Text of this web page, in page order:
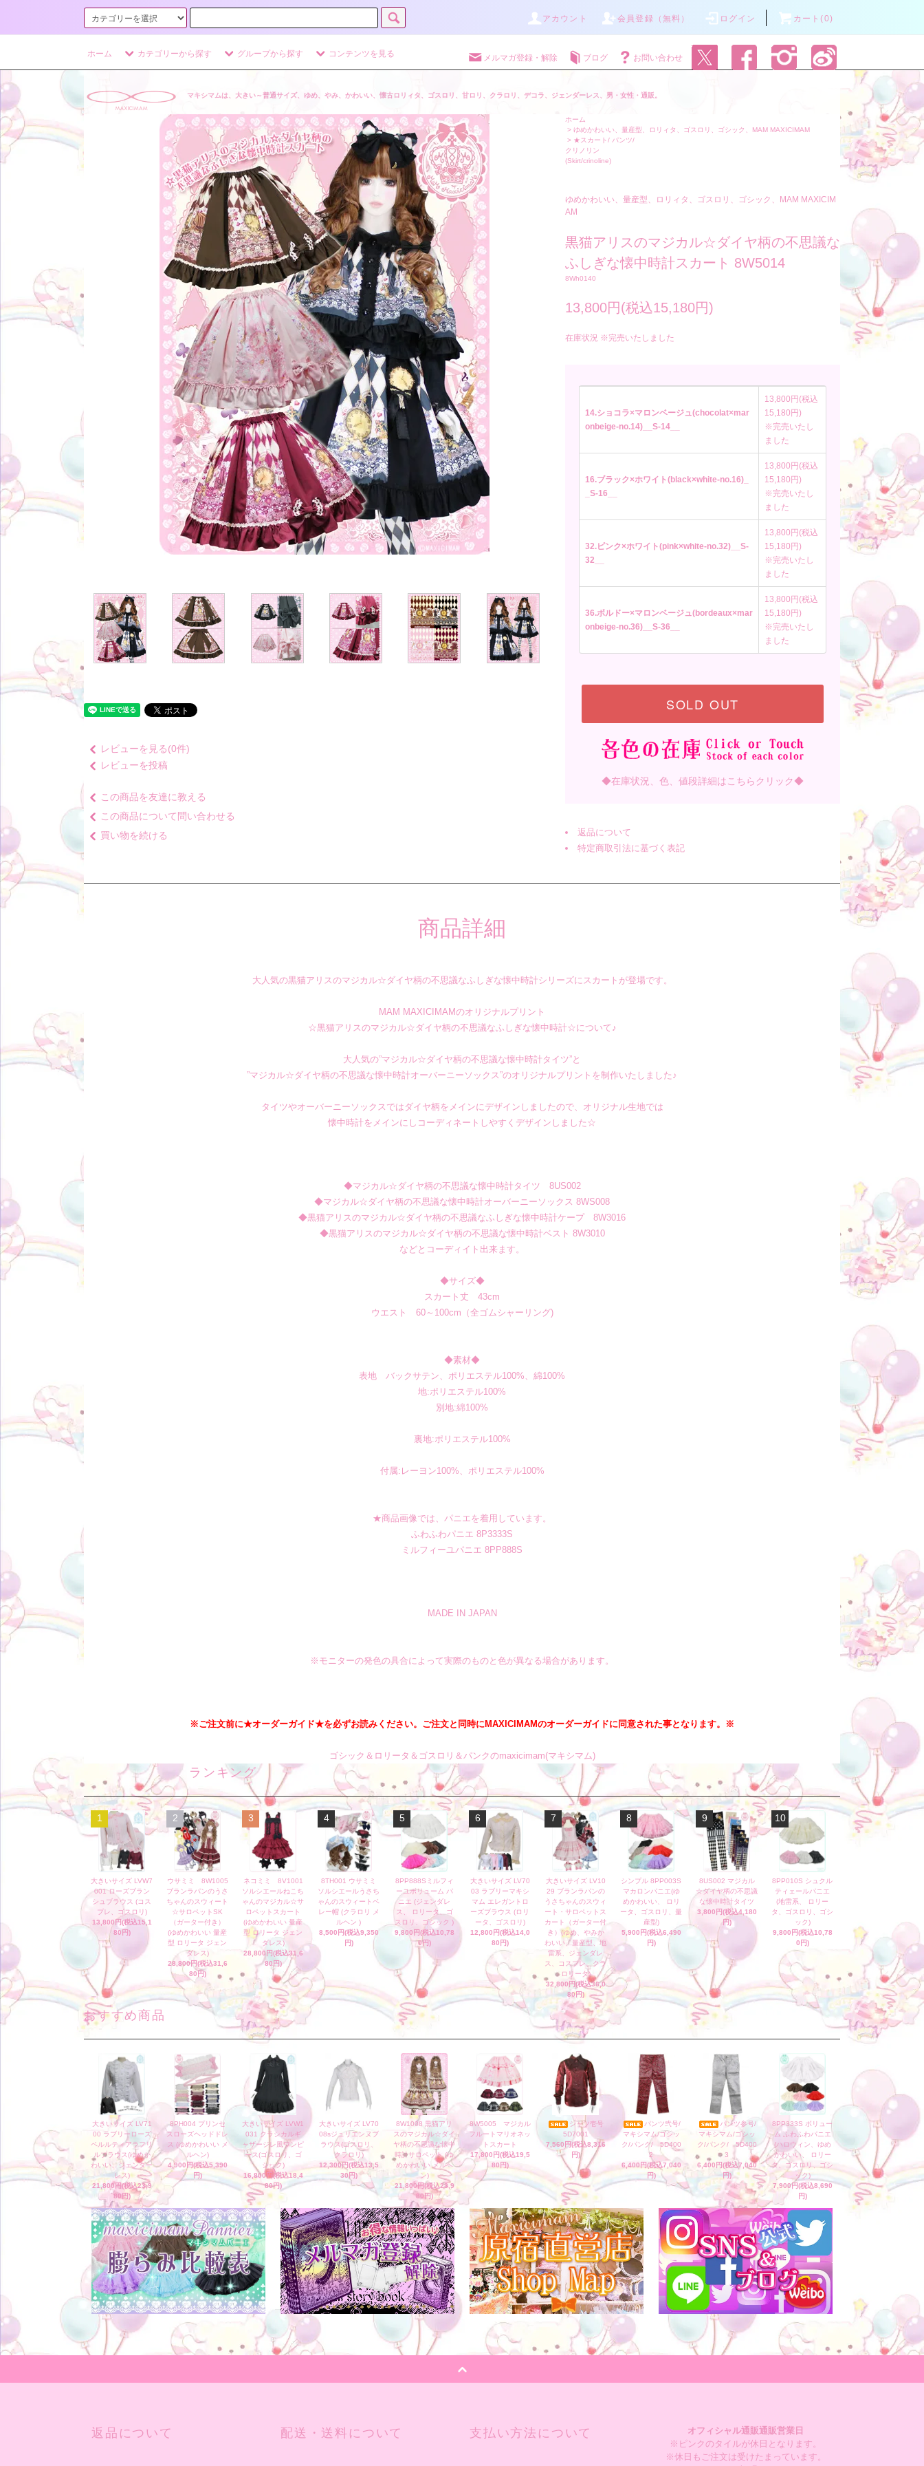
アカウント 会員登録（無料） ログイン カート(0)
ホーム カテゴリーから探す グループから探す コンテンツを見る メルマガ登録・解除 ブログ お問い合わせ
マキシマムは、大きい～普通サイズ、ゆめ、やみ、かわいい、懐古ロリィタ、ゴスロリ、甘ロリ、クラロリ、デコラ、ジェンダーレス、男・女性・通販。
ホーム
> ゆめかわいい、量産型、ロリィタ、ゴスロリ、ゴシック、MAM MAXICIMAM
> ★スカート/ パンツ/
クリノリン
(Skirt/crinoline)
ゆめかわいい、量産型、ロリィタ、ゴスロリ、ゴシック、MAM MAXICIM
AM
黒猫アリスのマジカル☆ダイヤ柄の不思議な
ふしぎな懐中時計スカート 8W5014
8Wh0140
13,800円(税込15,180円)
在庫状況 ※完売いたしました
14.ショコラ×マロンベージュ(chocolat×mar
onbeige-no.14)__S-14__
13,800円(税込
15,180円)
※完売いたし
ました
16.ブラック×ホワイト(black×white-no.16)_
_S-16__
13,800円(税込
15,180円)
※完売いたし
ました
32.ピンク×ホワイト(pink×white-no.32)__S-
32__
13,800円(税込
15,180円)
※完売いたし
ました
36.ボルドー×マロンベージュ(bordeaux×mar
onbeige-no.36)__S-36__
13,800円(税込
15,180円)
※完売いたし
ました
SOLD OUT
◆在庫状況、色、値段詳細はこちらクリック◆
返品について
特定商取引法に基づく表記
レビューを見る(0件)
レビューを投稿
この商品を友達に教える
この商品について問い合わせる
買い物を続ける
商品詳細
大人気の黒猫アリスのマジカル☆ダイヤ柄の不思議なふしぎな懐中時計シリーズにスカートが登場です。
MAM MAXICIMAMのオリジナルプリント
☆黒猫アリスのマジカル☆ダイヤ柄の不思議なふしぎな懐中時計☆について♪
大人気の”マジカル☆ダイヤ柄の不思議な懐中時計タイツ”と
”マジカル☆ダイヤ柄の不思議な懐中時計オーバーニーソックス”のオリジナルプリントを制作いたしました♪
タイツやオーバーニーソックスではダイヤ柄をメインにデザインしましたので、オリジナル生地では
懐中時計をメインにしコーディネートしやすくデザインしました☆
◆マジカル☆ダイヤ柄の不思議な懐中時計タイツ 8US002
◆マジカル☆ダイヤ柄の不思議な懐中時計オーバーニーソックス 8WS008
◆黒猫アリスのマジカル☆ダイヤ柄の不思議なふしぎな懐中時計ケープ 8W3016
◆黒猫アリスのマジカル☆ダイヤ柄の不思議な懐中時計ベスト 8W3010
などとコーディイト出来ます。
◆サイズ◆
スカート丈 43cm
ウエスト 60～100cm（全ゴムシャーリング)
◆素材◆
表地 バックサテン、ポリエステル100%、綿100%
地:ポリエステル100%
別地:綿100%
裏地:ポリエステル100%
付属:レーヨン100%、ポリエステル100%
★商品画像では、パニエを着用しています。
ふわふわパニエ 8P3333S
ミルフィーユパニエ 8PP888S
MADE IN JAPAN
※モニターの発色の具合によって実際のものと色が異なる場合があります。
※ご注文前に★オーダーガイド★を必ずお読みください。ご注文と同時にMAXICIMAMのオーダーガイドに同意された事となります。※
ゴシック＆ロリータ＆ゴスロリ＆パンクのmaxicimam(マキシマム)
ランキング
1
大きいサイズ LVW7
001 ローズブラン
シュブラウス (コス
プレ、ゴスロリ)
13,800円(税込15,1
80円)
2
ウサミミ 8W1005
ブランラパンのうさ
ちゃんのスウィート
☆サロペットSK
（ガーター付き）
(ゆめかわいい 量産
型 ロリータ ジェン
ダレス)
28,800円(税込31,6
80円)
3
ネコミミ 8V1001
ソルシエールねこち
ゃんのマジカル☆サ
ロペットスカート
(ゆめかわいい 量産
型 ロリータ ジェン
ダレス)
28,800円(税込31,6
80円)
4
8TH001 ウサミミ
ソルシエールうさち
ゃんのスウィートベ
レー帽 (クラロリ メ
ルヘン )
8,500円(税込9,350
円)
5
8PP888Sミルフィ
ーユボリューム パ
ニエ (ジェンダレ
ス、 ロリータ、ゴ
スロリ、ゴシック )
9,800円(税込10,78
0円)
6
大きいサイズ LV70
03 ラブリーマキシ
マム エレガントロ
ーズブラウス (ロリ
ータ、ゴスロリ)
12,800円(税込14,0
80円)
7
大きいサイズ LV10
29 ブランラパンの
うさちゃんのスウィ
ート・サロペットス
カート（ガーター付
き）(ゆめ、やみか
わいい、量産型、地
雷系、ジェンダレ
ス、コスプレ、クラ
ロリータ)
32,800円(税込36,0
80円)
8
シンプル 8PP003S
マカロンパニエ(ゆ
めかわいい、 ロリ
ータ、ゴスロリ、量
産型)
5,900円(税込6,490
円)
9
8US002 マジカル
☆ダイヤ柄の不思議
な懐中時計タイツ
3,800円(税込4,180
円)
10
8PP010S シュクル
ティェールパニエ
(地雷系、 ロリー
タ、ゴスロリ、ゴシ
ック)
9,800円(税込10,78
0円)
おすすめ商品
大きいサイズ LV71
00 ラブリーローズ
ペルルティアラフリ
ルブラウス(ゆめか
わいい、ジェンダー
レス)
21,800円(税込23,9
80円)
8PH004 プリンセ
スローズヘッドドレ
ス (ゆめかわいい メ
ルヘン)
4,900円(税込5,390
円)
大きいサイズ LVW1
031 クラシカルギ
ャザージレ風ワンピ
ース(ゴスロリ、ゴ
シック)
16,800円(税込18,4
80円)
大きいサイズ LV70
08sジュリエンヌブ
ラウス(ゴスロリ、
クラロリ)
12,300円(税込13,5
30円)
8W1008 黒猫アリ
スのマジカル☆ダイ
ヤ柄の不思議な懐中
時計サロペット (ゆ
めかわいい メルヘ
ン)
21,800円(税込23,9
80円)
8W5005 マジカル
フルートマリオネッ
トスカート
17,800円(税込19,5
80円)
シャツ壱号
5D7001
7,560円(税込8,316
円)
パンツ弐号/
マキシマム/ゴシッ
ク/パンク/ 5D400
2
6,400円(税込7,040
円)
パンツ参号/
マキシマム/ゴシッ
ク/パンク/ 5D400
3
6,400円(税込7,040
円)
8PP333S ボリュー
ム ふわふわパニエ
(ハロウィン、ゆめ
かわいい、 ロリー
タ、ゴスロリ、ゴシ
ック)
7,900円(税込8,690
円)
返品について 配送・送料について 支払い方法について
オフィシャル通販通販営業日
※ピンクのタイルが休日となります。
※休日もご注文は受けたまっています。